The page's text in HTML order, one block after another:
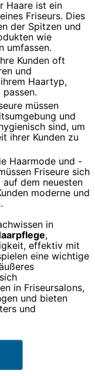
Haare ist ein
Friseurs. Dies
der Spitzen und
wie
umfassen.
Kunden oft
und
Haartyp,
müssen
und
sind, um
ihrer Kunden zu
Haarmode und -
Friseure sich
dem neuesten
moderne und
in
,
effektiv mit
eine wichtige
in Friseursalons,
und bieten
und